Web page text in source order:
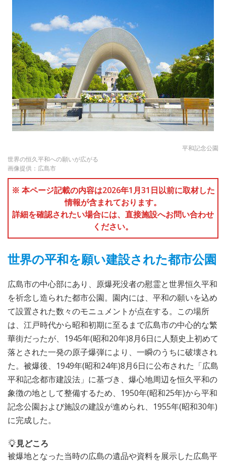
平和記念公園
世界の恒久平和への願いが広がる
画像提供：広島市
※ 本ページ記載の内容は2026年1月31日以前に取材した
情報が含まれております。
詳細を確認されたい場合には、直接施設へお問い合わせ
ください。
世界の平和を願い建設された都市公園
広島市の中心部にあり、原爆死没者の慰霊と世界恒久平和
を祈念し造られた都市公園。園内には、平和の願いを込め
て設置された数々のモニュメントが点在する。この場所
は、江戸時代から昭和初期に至るまで広島市の中心的な繁
華街だったが、1945年(昭和20年)8月6日に人類史上初めて
落とされた一発の原子爆弾により、一瞬のうちに破壊され
た。被爆後、1949年(昭和24年)8月6日に公布された「広島
平和記念都市建設法」に基づき、爆心地周辺を恒久平和の
象徴の地として整備するため、1950年(昭和25年)から平和
記念公園および施設の建設が進められ、1955年(昭和30年)
に完成した。
見どころ
被爆地となった当時の広島の遺品や資料を展示した広島平